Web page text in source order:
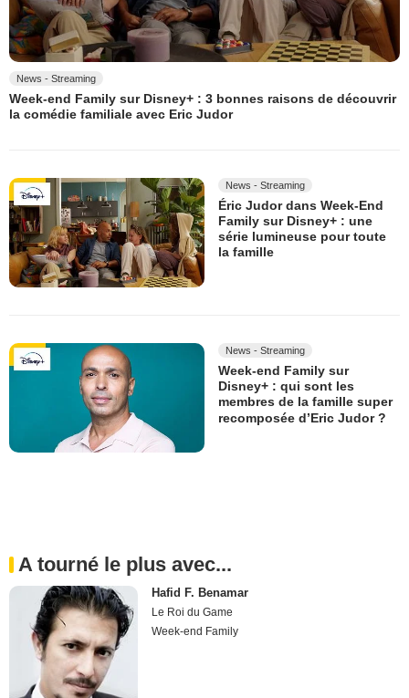
News - Streaming
Week-end Family sur Disney+ : 3 bonnes raisons de découvrir
la comédie familiale avec Eric Judor
News - Streaming
Éric Judor dans Week-End
Family sur Disney+ : une
série lumineuse pour toute
la famille
News - Streaming
Week-end Family sur
Disney+ : qui sont les
membres de la famille super
recomposée d’Eric Judor ?
A tourné le plus avec...
Hafid F. Benamar
Le Roi du Game
Week-end Family